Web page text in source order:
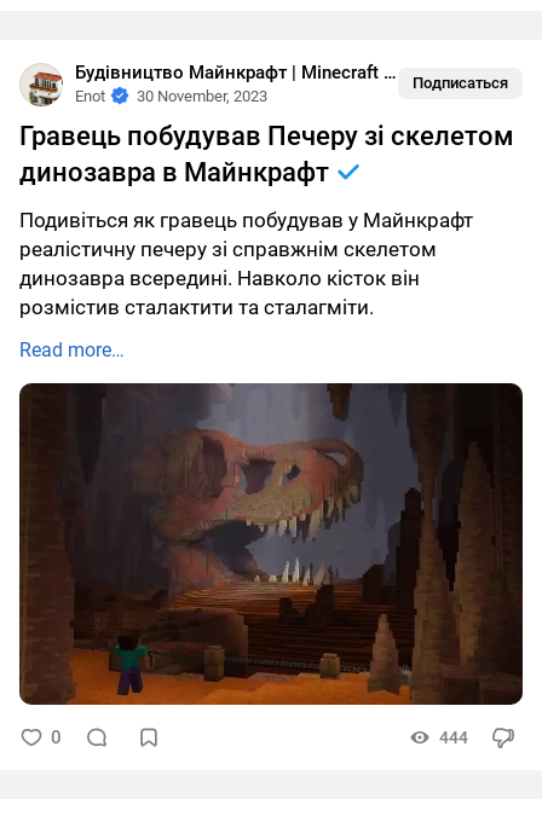
Будівництво Майнкрафт | Minecraft buildings
Enot
30 November, 2023
Подписаться
Гравець побудував Печеру зі скелетом
динозавра в Майнкрафт
Подивіться як гравець побудував у Майнкрафт
реалістичну печеру зі справжнім скелетом
динозавра всередині. Навколо кісток він
розмістив сталактити та сталагміти.
Read more…
0 444